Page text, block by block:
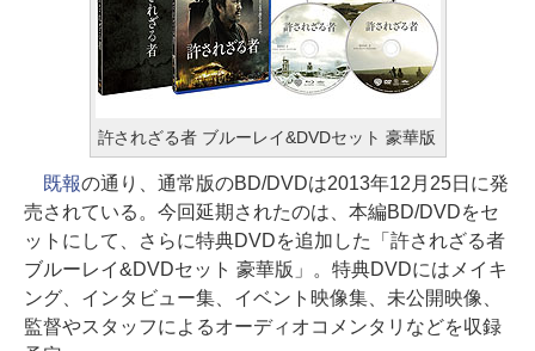
許されざる者 ブルーレイ&DVDセット 豪華版
既報の通り、通常版のBD/DVDは2013年12月25日に発
売されている。今回延期されたのは、本編BD/DVDをセ
ットにして、さらに特典DVDを追加した「許されざる者
ブルーレイ&DVDセット 豪華版」。特典DVDにはメイキ
ング、インタビュー集、イベント映像集、未公開映像、
監督やスタッフによるオーディオコメンタリなどを収録